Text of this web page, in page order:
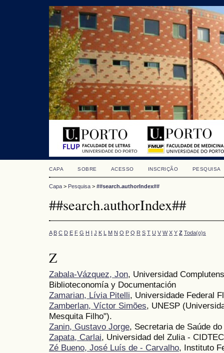
CAPA SOBRE ACESSO INSCRIÇÃO PESQUISA
Capa > Pesquisa > ##search.authorIndex##
##search.authorIndex##
A B C D E F G H I J K L M N O P Q R S T U V W X Y Z Toda(o)s
Z
Zabala-Vázquez, Jon, Universidad
Biblioteconomía y Documentación
Zamarian, Lívia Pitelli, Universidade Federal
Zamberlan, Víctor Simões, UNESP
Mesquita Filho").
Zanin, Gustavo Jorge, Secretaria de Saúde
Zapata, Carlai, Universidad del Zulia - CIDTEC
Zé Bueno, José Luís de - Carvalho, Instituto